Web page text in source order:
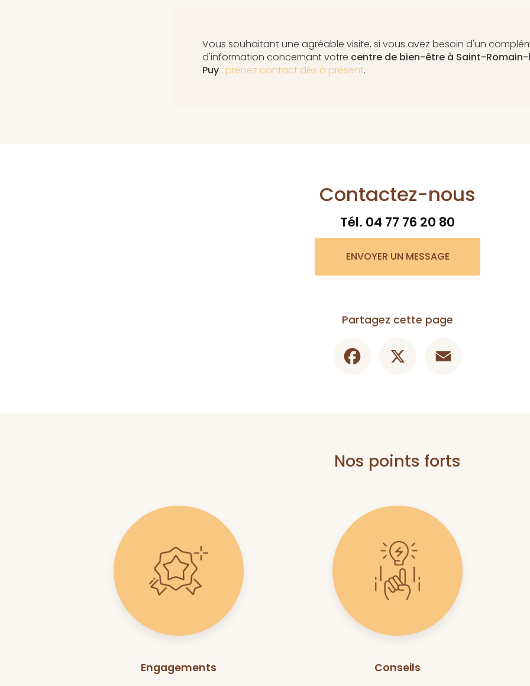
Vous souhaitant une agréable visite, si vous avez besoin d'un
d'information concernant votre centre de bien-être à Saint-
Puy : prenez contact dès à présent.
Contactez-nous
Tél. 04 77 76 20 80
ENVOYER UN MESSAGE
Partagez cette page
Nos points forts
Engagements Conseils